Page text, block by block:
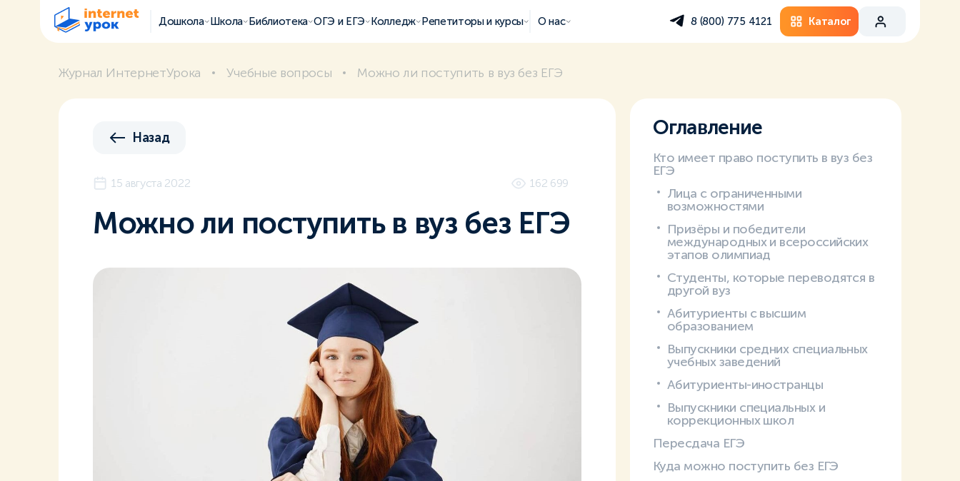
Дошкола Школа Библиотека ОГЭ и ЕГЭ Колледж Репетиторы и курсы О нас 8 (800) 775 4121 Каталог
Журнал ИнтернетУрока Учебные вопросы Можно ли поступить в вуз без ЕГЭ
Назад
15 августа 2022 162 699
Можно ли поступить в вуз без ЕГЭ
Оглавление
Кто имеет право поступить в вуз без
ЕГЭ
Лица с ограниченными
возможностями
Призёры и победители
международных и всероссийских
этапов олимпиад
Студенты, которые переводятся в
другой вуз
Абитуриенты с высшим
образованием
Выпускники средних специальных
учебных заведений
Абитуриенты-иностранцы
Выпускники специальных и
коррекционных школ
Пересдача ЕГЭ
Куда можно поступить без ЕГЭ